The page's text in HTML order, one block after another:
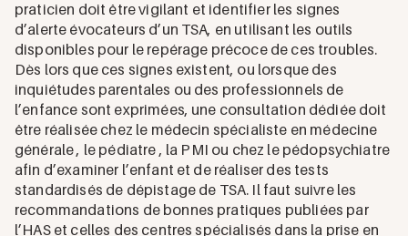
praticien doit être vigilant et identifier les signes
d’alerte évocateurs d’un TSA, en utilisant les outils
disponibles pour le repérage précoce de ces troubles.
Dès lors que ces signes existent, ou lorsque des
inquiétudes parentales ou des professionnels de
l’enfance sont exprimées, une consultation dédiée doit
être réalisée chez le médecin spécialiste en médecine
générale , le pédiatre , la PMI ou chez le pédopsychiatre
afin d’examiner l’enfant et de réaliser des tests
standardisés de dépistage de TSA. Il faut suivre les
recommandations de bonnes pratiques publiées par
l’HAS et celles des centres spécialisés dans la prise en